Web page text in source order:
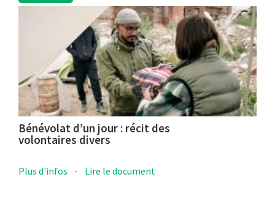
Bénévolat d’un jour : récit des
volontaires divers
Plus d'infos - Lire le document